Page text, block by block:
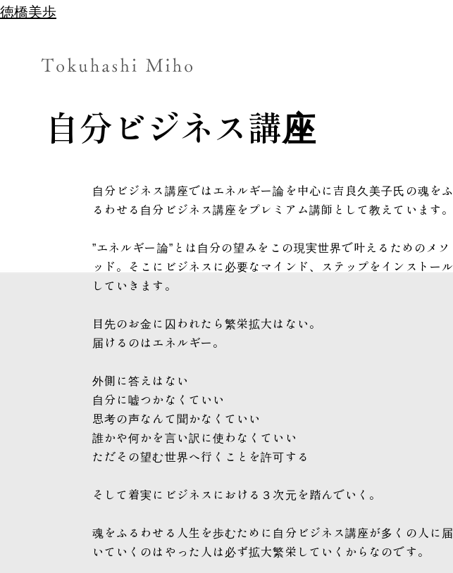
徳橋美歩
自分ビジネス講座
自分ビジネス講座ではエネルギー論を中心に吉良久美子氏の魂をふ
るわせる自分ビジネス講座をプレミアム講師として教えています。
”エネルギー論”とは自分の望みをこの現実世界で叶えるためのメソ
ッド。そこにビジネスに必要なマインド、ステップをインストール
していきます。
目先のお金に囚われたら繁栄拡大はない。
届けるのはエネルギー。
外側に答えはない
自分に嘘つかなくていい
思考の声なんて聞かなくていい
誰かや何かを言い訳に使わなくていい
ただその望む世界へ行くことを許可する
そして着実にビジネスにおける３次元を踏んでいく。
魂をふるわせる人生を歩むために自分ビジネス講座が多くの人に届
いていくのはやった人は必ず拡大繁栄していくからなのです。